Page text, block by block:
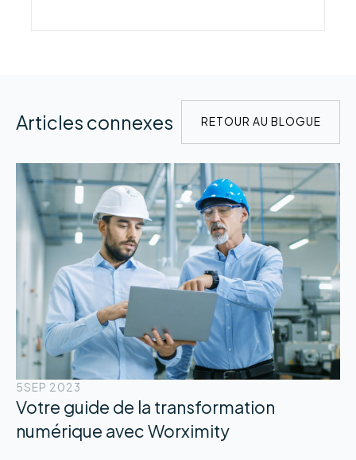
Articles connexes RETOUR AU BLOGUE
5SEP 2023
Votre guide de la transformation
numérique avec Worximity